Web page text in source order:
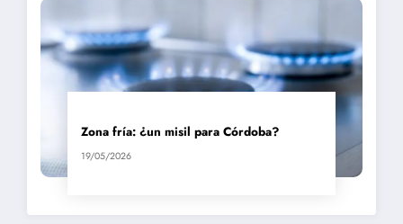
Zona fría: ¿un misil para Córdoba?
19/05/2026